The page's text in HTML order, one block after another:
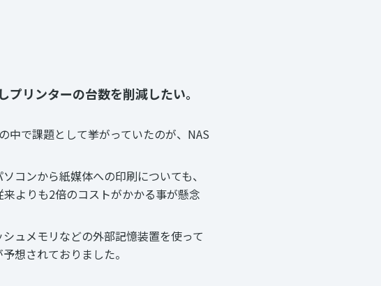
リンターの台数を削減したい。
中で課題として挙がっていたのが、NAS
コンから紙媒体への印刷についても、
よりも2倍のコストがかかる事が懸念
ュメモリなどの外部記憶装置を使って
想されておりました。